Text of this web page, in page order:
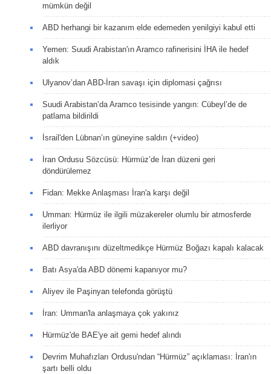
mümkün değil
ABD herhangi bir kazanım elde edemeden yenilgiyi kabul etti
Yemen: Suudi Arabistan'ın Aramco rafinerisini İHA ile hedef
aldık
Ulyanov’dan ABD-İran savaşı için diplomasi çağrısı
Suudi Arabistan’da Aramco tesisinde yangın: Cübeyl’de de
patlama bildirildi
İsrail'den Lübnan’ın güneyine saldırı (+video)
İran Ordusu Sözcüsü: Hürmüz’de İran düzeni geri
döndürülemez
Fidan: Mekke Anlaşması İran'a karşı değil
Umman: Hürmüz ile ilgili müzakereler olumlu bir atmosferde
ilerliyor
ABD davranışını düzeltmedikçe Hürmüz Boğazı kapalı kalacak
Batı Asya'da ABD dönemi kapanıyor mu?
Aliyev ile Paşinyan telefonda görüştü
İran: Umman'la anlaşmaya çok yakınız
Hürmüz'de BAE'ye ait gemi hedef alındı
Devrim Muhafızları Ordusu'ndan “Hürmüz” açıklaması: İran'ın
şartı belli oldu